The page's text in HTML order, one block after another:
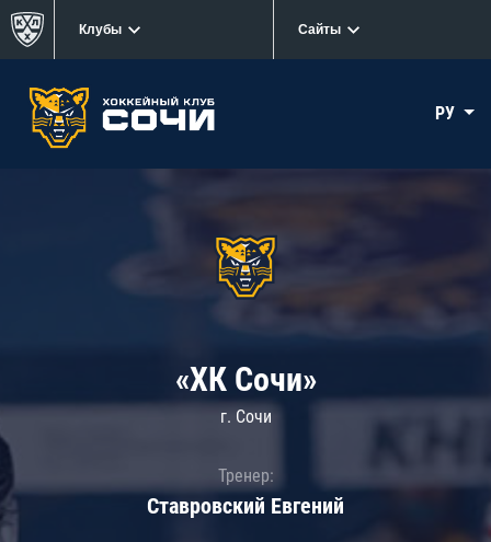
Клубы Сайты
РУ
«ХК Сочи»
г. Сочи
Тренер:
Ставровский Евгений